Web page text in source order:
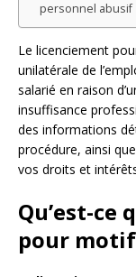
personnel abusif
Le licenciement
unilatérale de
salarié en raison
insuffisance
des informations
procédure, ainsi
vos droits et
Qu’est-ce
pour